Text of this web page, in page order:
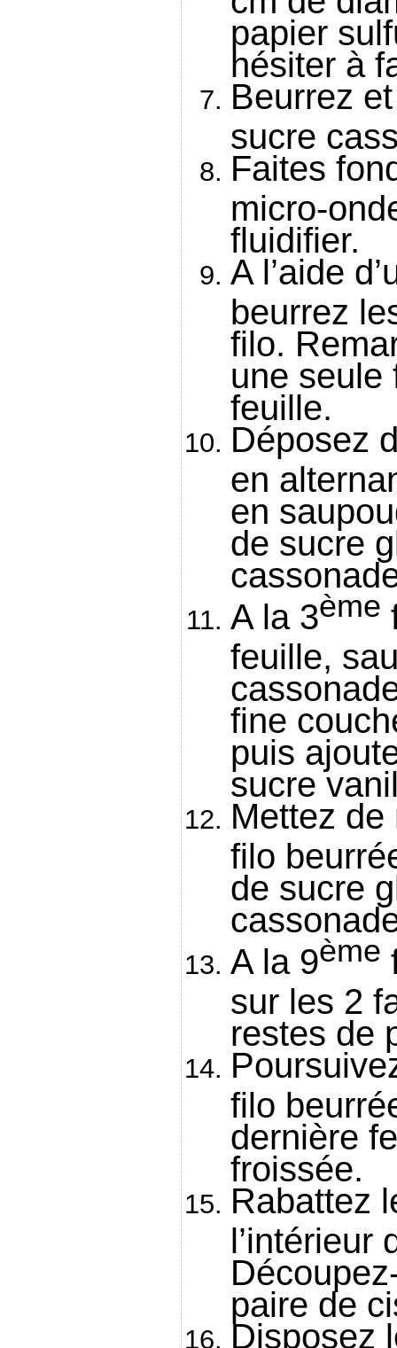
papier
hésiter à
Beurrez
sucre
Faites
micro-
fluidifier.
A l’aide
beurrez
filo.
une seule
feuille.
Déposez
en
en
de sucre
A la 3ème
feuille,
fine
puis
sucre
Mettez
filo
de sucre
A la 9ème
sur les 2
restes de
filo
dernière
froissée.
Rabattez
l’intérieur
paire de
Disposez